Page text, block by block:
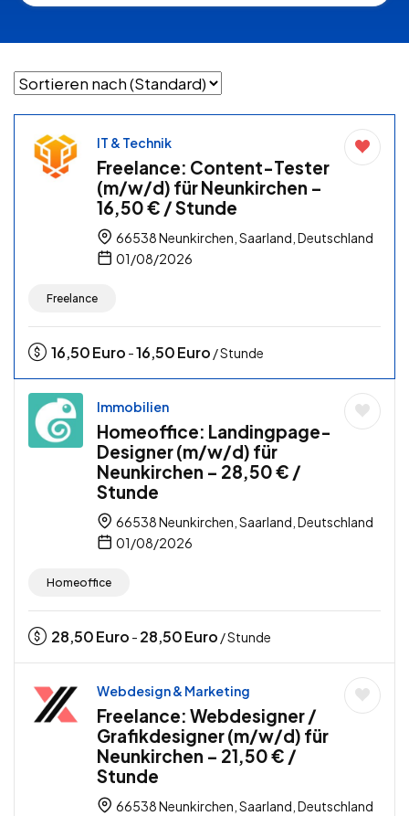
IT & Technik
Freelance: Content-Tester
(m/w/d) für Neunkirchen –
16,50 € / Stunde
66538 Neunkirchen, Saarland, Deutschland
01/08/2026
Freelance
16,50Euro -16,50Euro / Stunde
Immobilien
Homeoffice: Landingpage-
Designer (m/w/d) für
Neunkirchen – 28,50 € /
Stunde
66538 Neunkirchen, Saarland, Deutschland
01/08/2026
Homeoffice
28,50Euro - 28,50Euro / Stunde
Webdesign & Marketing
Freelance: Webdesigner /
Grafikdesigner (m/w/d) für
Neunkirchen – 21,50 € /
Stunde
66538 Neunkirchen, Saarland, Deutschland